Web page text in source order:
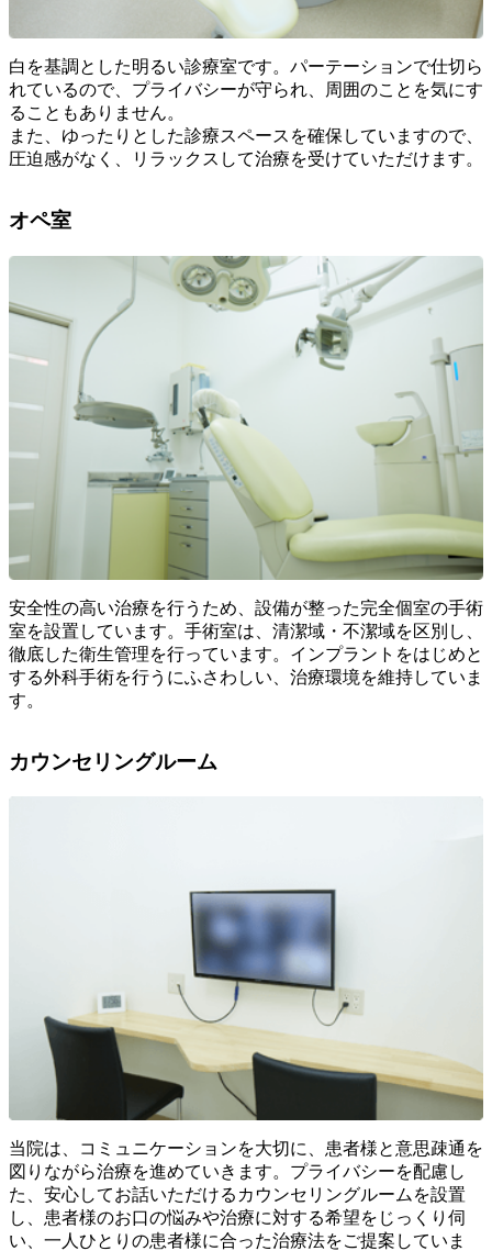
白を基調とした明るい診療室です。パーテーションで仕切ら
れているので、プライバシーが守られ、周囲のことを気にす
ることもありません。
また、ゆったりとした診療スペースを確保していますので、
圧迫感がなく、リラックスして治療を受けていただけます。
オペ室
安全性の高い治療を行うため、設備が整った完全個室の手術
室を設置しています。手術室は、清潔域・不潔域を区別し、
徹底した衛生管理を行っています。インプラントをはじめと
する外科手術を行うにふさわしい、治療環境を維持していま
す。
カウンセリングルーム
当院は、コミュニケーションを大切に、患者様と意思疎通を
図りながら治療を進めていきます。プライバシーを配慮し
た、安心してお話いただけるカウンセリングルームを設置
し、患者様のお口の悩みや治療に対する希望をじっくり伺
い、一人ひとりの患者様に合った治療法をご提案していま